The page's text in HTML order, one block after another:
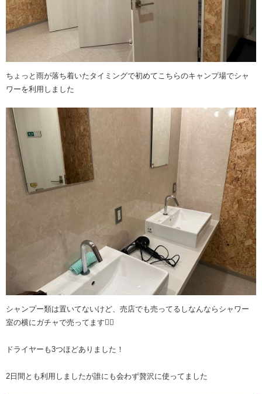
ちょっと雨が落ち着いたタイミングで初めてこちらのキャンプ場でシャ
ワーを利用しました
シャンプー類は置いてないけど、売店でも売ってるしなんならシャワー
室の横にガチャで売ってます👍🏻
ドライヤーも3つほどありました！
2日間とも利用しましたが誰にも会わず贅沢に使ってました